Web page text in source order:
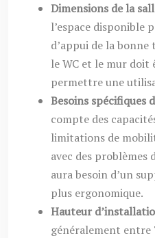
Dimensions de la
l’espace disponible
d’appui de la
le WC et le mur
permettre une
Besoins spécifiques
compte des
limitations de
avec des problèmes
aura besoin d’un
plus ergonomique.
Hauteur
généralement entre